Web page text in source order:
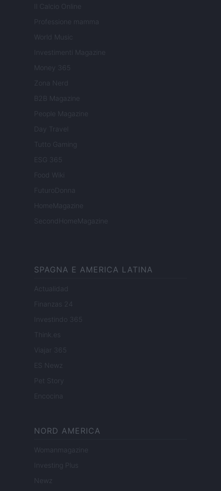
Il Calcio Online
Professione mamma
World Music
Investimenti Magazine
Money 365
Zona Nerd
B2B Magazine
People Magazine
Day Travel
Tutto Gaming
ESG 365
Food Wiki
FuturoDonna
HomeMagazine
SecondHomeMagazine
SPAGNA E AMERICA LATINA
Actualidad
Finanzas 24
Investindo 365
Think.es
Viajar 365
ES Newz
Pet Story
Encocina
NORD AMERICA
Womanmagazine
Investing Plus
Newz